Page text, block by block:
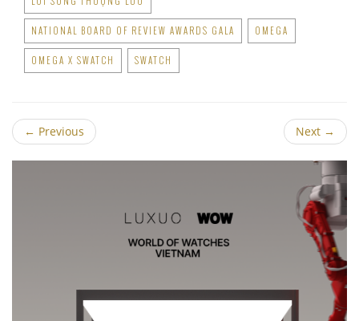
NATIONAL BOARD OF REVIEW AWARDS GALA OMEGA
OMEGA X SWATCH SWATCH
← Previous Next →